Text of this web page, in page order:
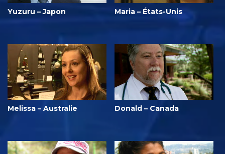
Yuzuru – Japon Maria – États-Unis
Melissa – Australie Donald – Canada